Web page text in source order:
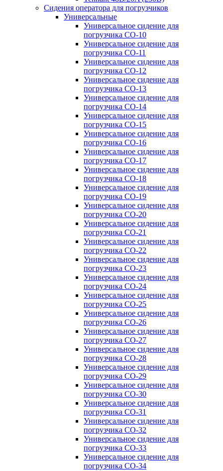
Сидения оператора для погрузчиков
Универсальные
Универсальное сидение для
погрузчика CO-10
Универсальное сидение для
погрузчика CO-11
Универсальное сидение для
погрузчика CO-12
Универсальное сидение для
погрузчика CO-13
Универсальное сидение для
погрузчика CO-14
Универсальное сидение для
погрузчика CO-15
Универсальное сидение для
погрузчика CO-16
Универсальное сидение для
погрузчика CO-17
Универсальное сидение для
погрузчика CO-18
Универсальное сидение для
погрузчика CO-19
Универсальное сидение для
погрузчика CO-20
Универсальное сидение для
погрузчика CO-21
Универсальное сидение для
погрузчика CO-22
Универсальное сидение для
погрузчика CO-23
Универсальное сидение для
погрузчика CO-24
Универсальное сидение для
погрузчика CO-25
Универсальное сидение для
погрузчика CO-26
Универсальное сидение для
погрузчика CO-27
Универсальное сидение для
погрузчика CO-28
Универсальное сидение для
погрузчика CO-29
Универсальное сидение для
погрузчика CO-30
Универсальное сидение для
погрузчика CO-31
Универсальное сидение для
погрузчика CO-32
Универсальное сидение для
погрузчика CO-33
Универсальное сидение для
погрузчика CO-34